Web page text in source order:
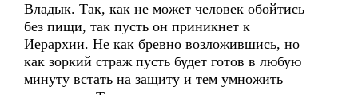
Владык. Так, как не может человек обойтись
без пищи, так пусть он приникнет к
Иерархии. Не как бревно возложившись, но
как зоркий страж пусть будет готов в любую
минуту встать на защиту и тем умножить